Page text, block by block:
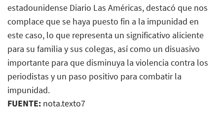
estadounidense Diario Las Américas, destacó que nos
complace que se haya puesto fin a la impunidad en
este caso, lo que representa un significativo aliciente
para su familia y sus colegas, así como un disuasivo
importante para que disminuya la violencia contra los
periodistas y un paso positivo para combatir la
impunidad.
FUENTE: nota.texto7